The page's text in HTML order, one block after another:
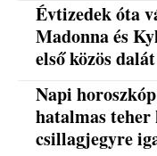
Évtizedek óta
Madonna és
első közös dalát
Napi
hatalmas
csillagjegyre